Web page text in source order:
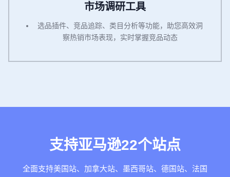
市场调研工具
选品插件、竞品追踪、类目分析等功能，助您高效洞
察热销市场表现，实时掌握竞品动态
支持亚马逊22个站点
全面支持美国站、加拿大站、墨西哥站、德国站、法国